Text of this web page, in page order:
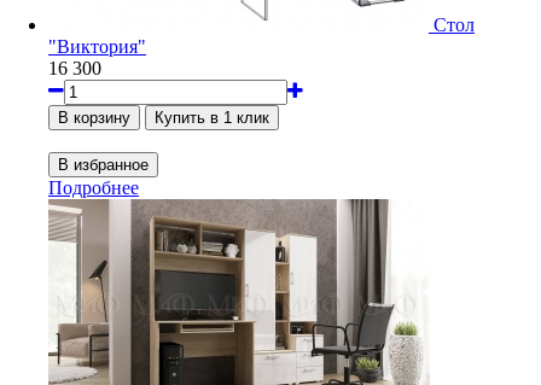
Стол
"Виктория"
16 300
Подробнее